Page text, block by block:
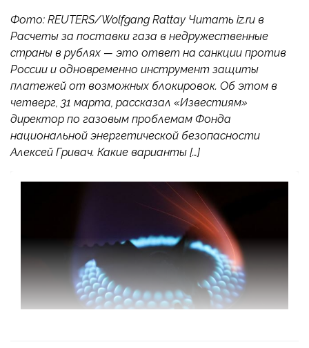
Фото: REUTERS/Wolfgang Rattay Читать iz.ru в
Расчеты за поставки газа в недружественные
страны в рублях — это ответ на санкции против
России и одновременно инструмент защиты
платежей от возможных блокировок. Об этом в
четверг, 31 марта, рассказал «Известиям»
директор по газовым проблемам Фонда
национальной энергетической безопасности
Алексей Гривач. Какие варианты […]